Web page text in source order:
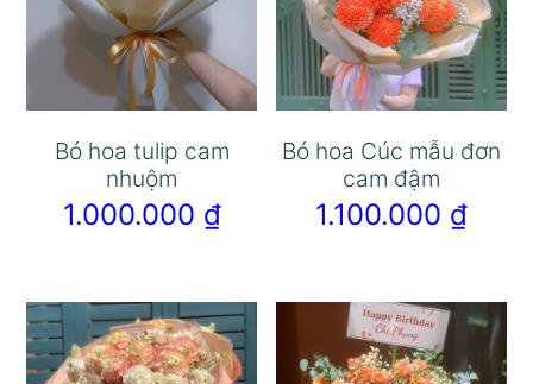
Bó hoa tulip cam
nhuộm
1.000.000 ₫
Bó hoa Cúc mẫu đơn
cam đậm
1.100.000 ₫